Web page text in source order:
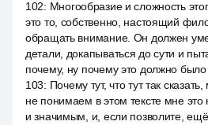
102: Многообразие и сложность
это то, собственно, настоящий
обращать внимание. Он должен
детали, докапываться до сути и
почему, ну почему это должно
103: Почему тут, что тут так
не понимаем в этом тексте мне
и значимым, и, если позволите,